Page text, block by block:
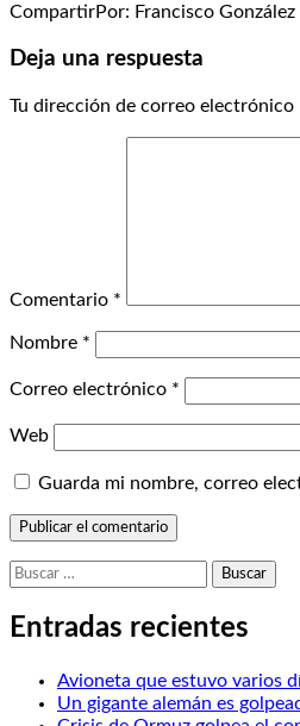
CompartirPor: Francisco
Deja una respuesta
Tu dirección de correo electrónico
Comentario *
Nombre *
Correo electrónico *
Web
Guarda mi nombre, correo
Buscar:
Entradas recientes
Avioneta que estuvo varios
Un gigante alemán es